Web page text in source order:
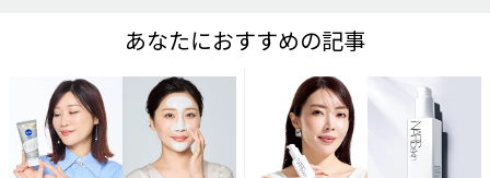
あなたにおすすめの記事